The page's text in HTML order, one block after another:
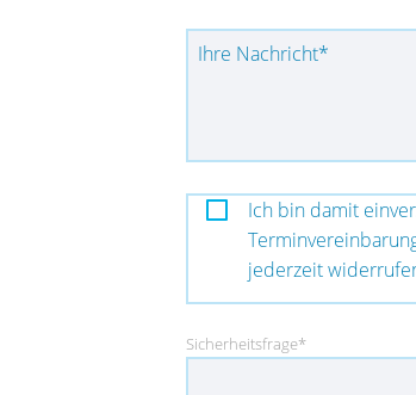
Pflichtfeld
Ihre Nachricht*
Ich bin damit
jederzeit
Pflichtfeld
Sicherheitsfrage*